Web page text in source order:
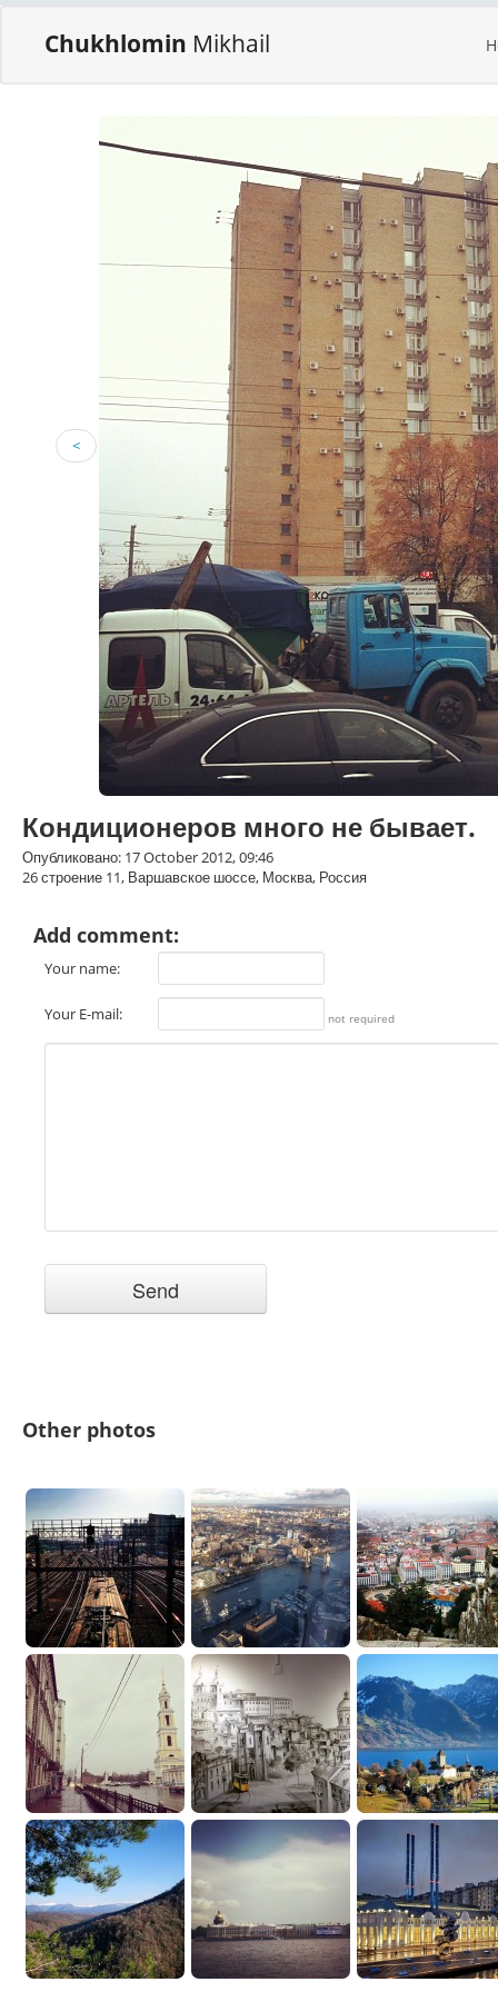
Chukhlomin Mikhail
<
Кондиционеров много не бывает.
Опубликовано: 17 October 2012, 09:46
26 строение 11, Варшавское шоссе, Москва, Россия
Add comment:
Your name:
Your E-mail: not required
Other photos